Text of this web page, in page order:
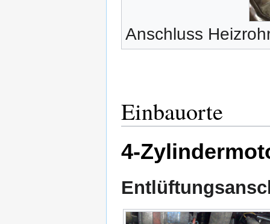
Anschluss
Einbauorte
4-